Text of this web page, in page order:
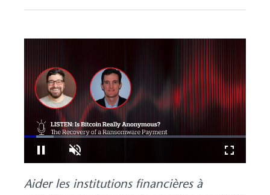
Pause Unmute
Loaded:
13.19%
Fullscreen
Aider les institutions financières à